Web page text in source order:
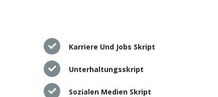
Karriere Und Jobs Skript
Unterhaltungsskript
Sozialen Medien Skript